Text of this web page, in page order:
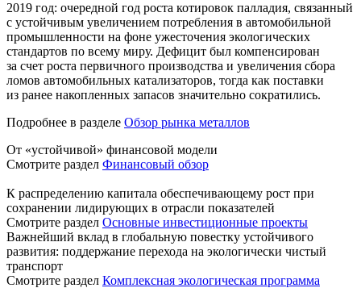
2019 год: очередной год роста котировок палладия, связанный
с устойчивым увеличением потребления в автомобильной
промышленности на фоне ужесточения экологических
стандартов по всему миру. Дефицит был компенсирован
за счет роста первичного производства и увеличения сбора
ломов автомобильных катализаторов, тогда как поставки
из ранее накопленных запасов значительно сократились.
Подробнее в разделе Обзор рынка металлов
От «устойчивой» финансовой модели
Смотрите раздел Финансовый обзор
К распределению капитала обеспечивающему рост при
сохранении лидирующих в отрасли показателей
Смотрите раздел Основные инвестиционные проекты
Важнейший вклад в глобальную повестку устойчивого
развития: поддержание перехода на экологически чистый
транспорт
Смотрите раздел Комплексная экологическая программа